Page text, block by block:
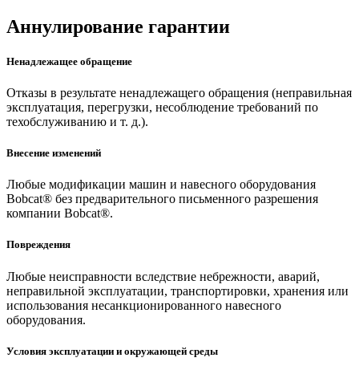
Аннулирование гарантии
Ненадлежащее обращение
Отказы в результате ненадлежащего обращения (неправильная
эксплуатация, перегрузки, несоблюдение требований по
техобслуживанию и т. д.).
Внесение изменений
Любые модификации машин и навесного оборудования
Bobcat® без предварительного письменного разрешения
компании Bobcat®.
Повреждения
Любые неисправности вследствие небрежности, аварий,
неправильной эксплуатации, транспортировки, хранения или
использования несанкционированного навесного
оборудования.
Условия эксплуатации и окружающей среды